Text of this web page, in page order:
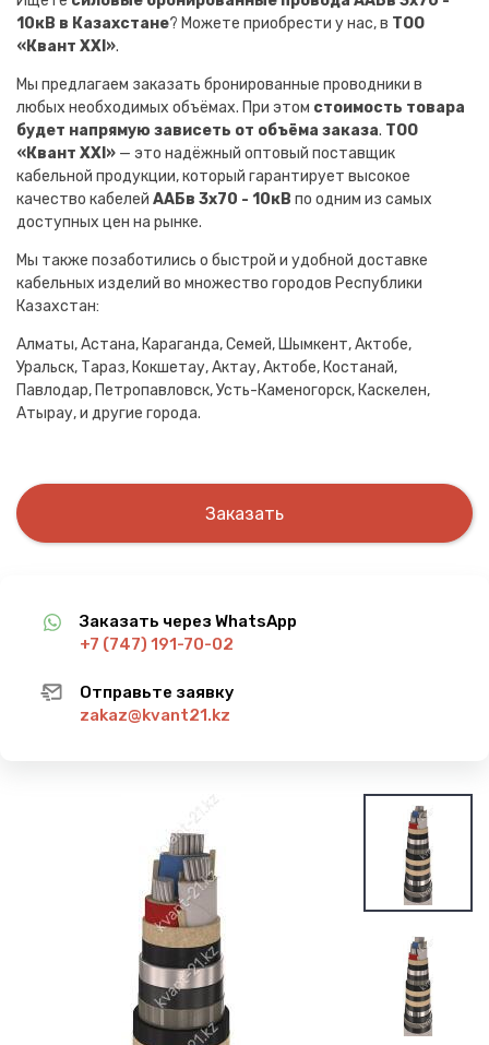
10кВ в Казахстане? Можете приобрести у нас, в ТОО
«Квант XXI».
Мы предлагаем заказать бронированные проводники в
любых необходимых объёмах. При этом стоимость товара
будет напрямую зависеть от объёма заказа. ТОО
«Квант XXI» — это надёжный оптовый поставщик
кабельной продукции, который гарантирует высокое
качество кабелей ААБв 3х70 - 10кВ по одним из самых
доступных цен на рынке.
Мы также позаботились о быстрой и удобной доставке
кабельных изделий во множество городов Республики
Казахстан:
Алматы, Астана, Караганда, Семей, Шымкент, Актобе,
Уральск, Тараз, Кокшетау, Актау, Актобе, Костанай,
Павлодар, Петропавловск, Усть-Каменогорск, Каскелен,
Атырау, и другие города.
Заказать
Заказать через WhatsApp
+7 (747) 191-70-02
Отправьте заявку
zakaz@kvant21.kz